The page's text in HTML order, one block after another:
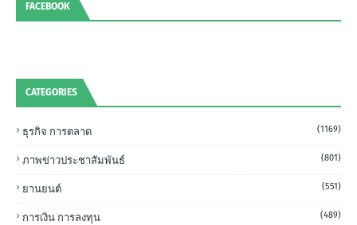
FACEBOOK
CATEGORIES
ธุรกิจ การตลาด (1169)
ภาพข่าวประชาสัมพันธ์ (801)
ยานยนต์ (551)
การเงิน การลงทุน (489)